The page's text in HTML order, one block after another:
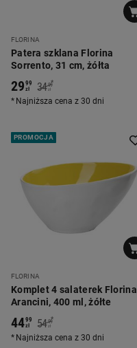
FLORINA
Patera szklana Florina
Sorrento, 31 cm, żółta
2999
zł 34 99
zł
*
Najniższa cena z 30 dni
PROMOCJA
FLORINA
Komplet 4 salaterek Florina
Arancini, 400 ml, żółte
4499
zł 54 99
zł
*
Najniższa cena z 30 dni